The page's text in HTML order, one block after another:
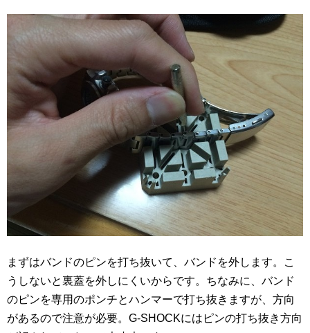
まずはバンドのピンを打ち抜いて、バンドを外します。こ
うしないと裏蓋を外しにくいからです。ちなみに、バンド
のピンを専用のポンチとハンマーで打ち抜きますが、方向
があるので注意が必要。G-SHOCKにはピンの打ち抜き方向